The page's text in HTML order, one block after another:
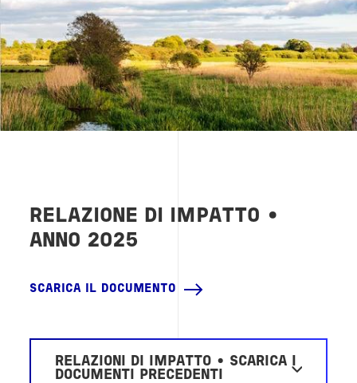
RELAZIONE DI IMPATTO •
ANNO 2025
SCARICA IL DOCUMENTO
RELAZIONI DI IMPATTO • SCARICA I
DOCUMENTI PRECEDENTI